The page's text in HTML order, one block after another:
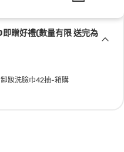
贈好禮(數量有限 送完為
妝洗臉巾42抽-箱購